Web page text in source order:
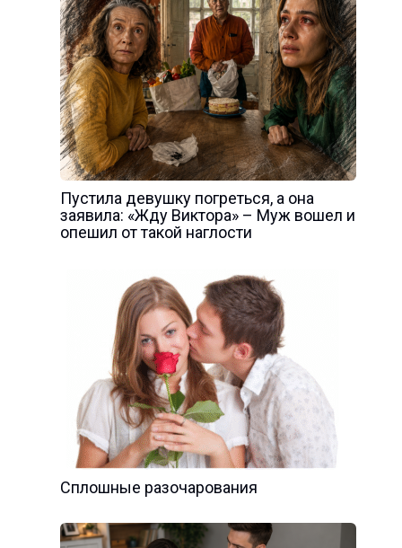
Пустила девушку погреться, а она
заявила: «Жду Виктора» – Муж вошел и
опешил от такой наглости
Сплошные разочарования